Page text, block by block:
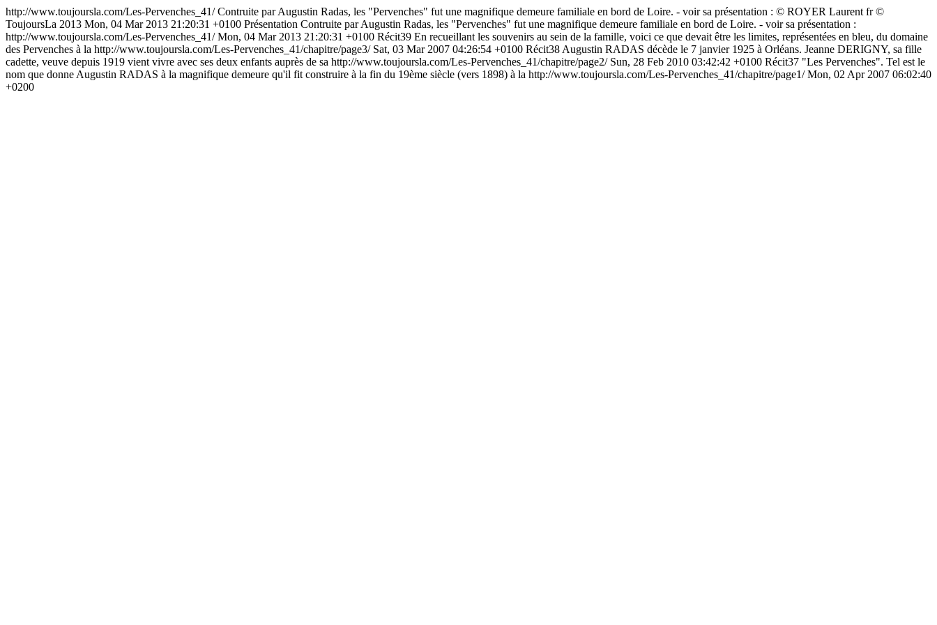
http://www.toujoursla.com/Les-Pervenches_41/Contruite par Augustin Radas, les "Pervenches" fut une magnifique demeure familiale en bord de Loire. - voir sa présentation : © ROYER Laurent fr ©
ToujoursLa 2013 Mon, 04 Mar 2013 21:20:31 +0100 Présentation Contruite par Augustin Radas, les "Pervenches" fut une magnifique demeure familiale en bord de Loire. - voir sa présentation :
http://www.toujoursla.com/Les-Pervenches_41/Mon, 04 Mar 2013 21:20:31 +0100 Récit39 En recueillant les souvenirs au sein de la famille, voici ce que devait être les limites, représentées en bleu, du domaine
des Pervenches à la http://www.toujoursla.com/Les-Pervenches_41/chapitre/page3/ Sat, 03 Mar 2007 04:26:54 +0100 Récit38 Augustin RADAS décède le 7 janvier 1925 à Orléans. Jeanne DERIGNY, sa fille
cadette, veuve depuis 1919 vient vivre avec ses deux enfants auprès de sa http://www.toujoursla.com/Les-Pervenches_41/chapitre/page2/ Sun, 28 Feb 2010 03:42:42 +0100 Récit37 "Les Pervenches". Tel est le
nom que donne Augustin RADAS à la magnifique demeure qu'il fit construire à la fin du 19ème siècle (vers 1898) à la http://www.toujoursla.com/Les-Pervenches_41/chapitre/page1/Mon, 02 Apr 2007 06:02:40
+0200